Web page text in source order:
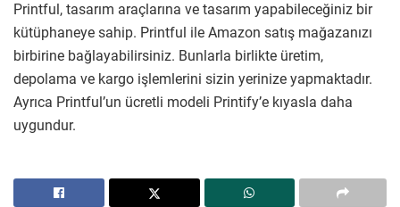
Printful, tasarım araçlarına ve tasarım yapabileceğiniz bir
kütüphaneye sahip. Printful ile Amazon satış mağazanızı
birbirine bağlayabilirsiniz. Bunlarla birlikte üretim,
depolama ve kargo işlemlerini sizin yerinize yapmaktadır.
Ayrıca Printful’un ücretli modeli Printify’e kıyasla daha
uygundur.